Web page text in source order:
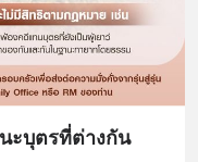
ะบุตรที่ต่างกัน